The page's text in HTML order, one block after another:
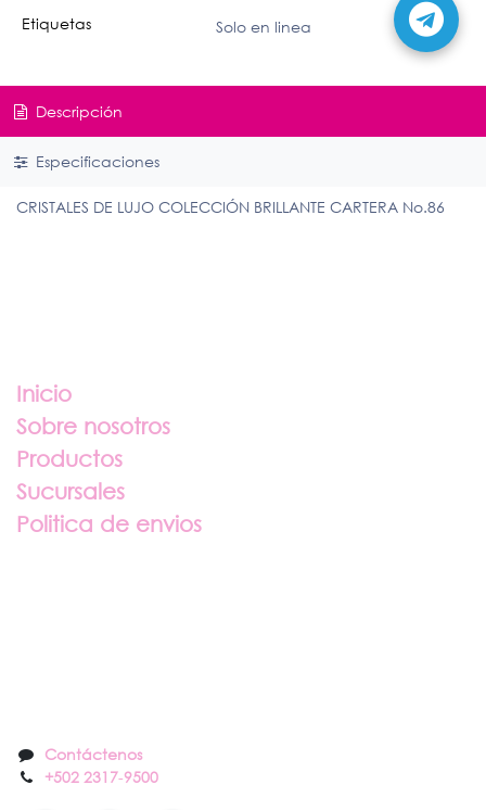
Etiquetas Solo en linea
Descripción
Especificaciones
CRISTALES DE LUJO COLECCIÓN BRILLANTE CARTERA No.86
Inicio
Sobre nosotros
Productos
Sucursales
Politica de envios
Contáctenos
+502 2317-9500